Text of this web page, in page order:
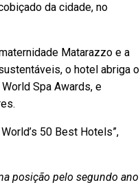
da cidade, no
Matarazzo e a
o hotel abriga o
Spa Awards, e
50 Best Hotels”,
posição pelo segundo ano